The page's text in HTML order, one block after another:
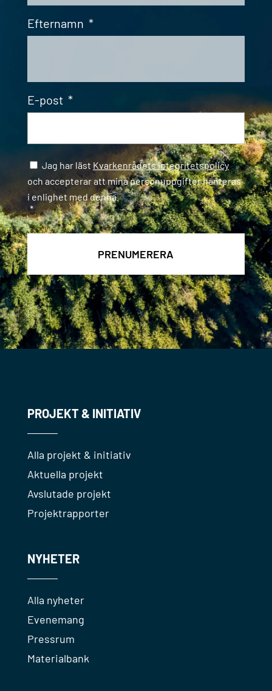
Efternamn *
E-post *
Samtycke *
Jag har läst Kvarkenrådets integritetspolicy
och accepterar att mina personuppgifter hanteras
i enlighet med denna.
*
PROJEKT & INITIATIV
Alla projekt & initiativ
Aktuella projekt
Avslutade projekt
Projektrapporter
NYHETER
Alla nyheter
Evenemang
Pressrum
Materialbank